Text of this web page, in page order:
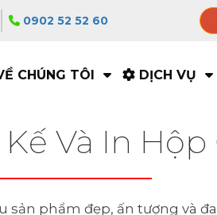
0902 52 52 60
CHÚNG TÔI DỊCH VỤ
Và In Hộp
sản phẩm đẹp, ấn tượng và